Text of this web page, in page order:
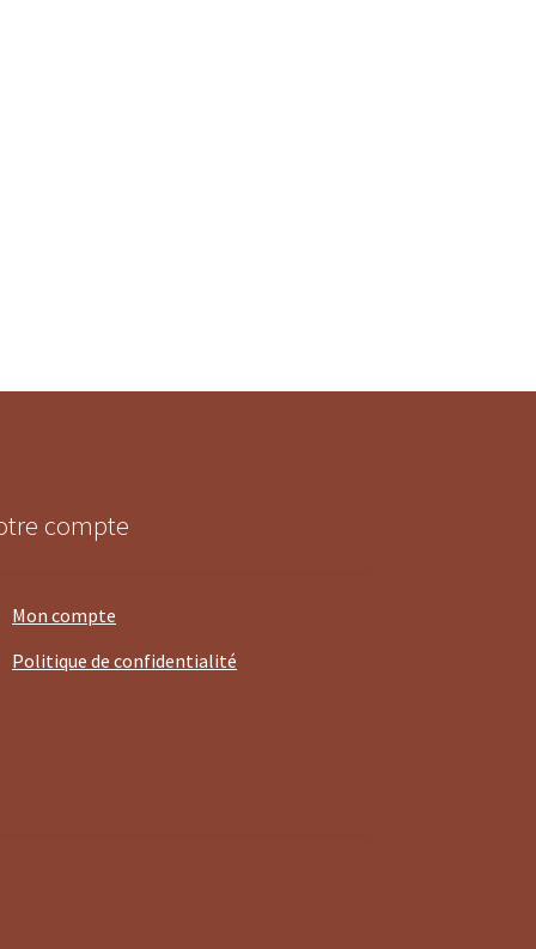
compte
Mon compte
Politique de confidentialité